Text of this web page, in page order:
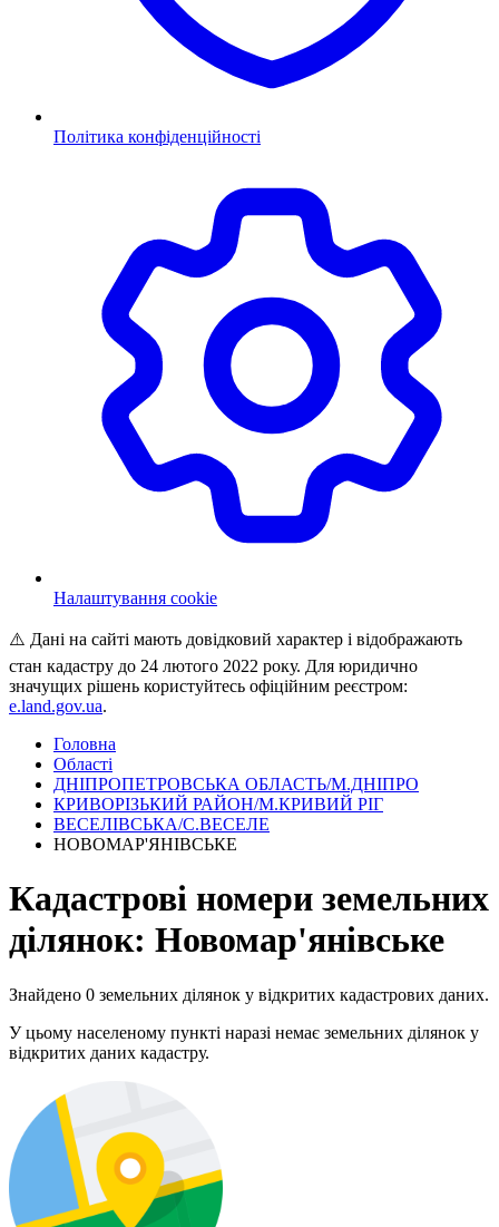
Політика конфіденційності
Налаштування cookie
⚠️ Дані на сайті мають довідковий характер і відображають
стан кадастру до 24 лютого 2022 року. Для юридично
значущих рішень користуйтесь офіційним реєстром:
e.land.gov.ua.
Головна
Області
ДНІПРОПЕТРОВСЬКА ОБЛАСТЬ/М.ДНІПРО
КРИВОРІЗЬКИЙ РАЙОН/М.КРИВИЙ РІГ
ВЕСЕЛІВСЬКА/С.ВЕСЕЛЕ
НОВОМАР'ЯНІВСЬКЕ
Кадастрові номери земельних
ділянок: Новомар'янівське
Знайдено 0 земельних ділянок у відкритих кадастрових даних.
У цьому населеному пункті наразі немає земельних ділянок у
відкритих даних кадастру.